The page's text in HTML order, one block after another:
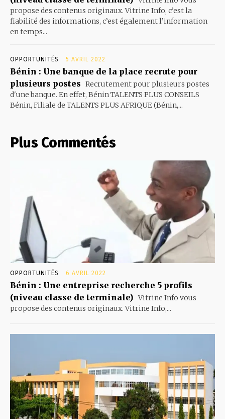
propose des contenus originaux. Vitrine Info, c’est la
fiabilité des informations, c’est également l’information
en temps...
OPPORTUNITÉS 5 AVRIL 2022
Bénin : Une banque de la place recrute pour
plusieurs postes Recrutement pour plusieurs postes
d'une banque. En effet, Bénin TALENTS PLUS CONSEILS
Bénin, Filiale de TALENTS PLUS AFRIQUE (Bénin,...
Plus Commentés
OPPORTUNITÉS 6 AVRIL 2022
Bénin : Une entreprise recherche 5 profils
(niveau classe de terminale) Vitrine Info vous
propose des contenus originaux. Vitrine Info,...